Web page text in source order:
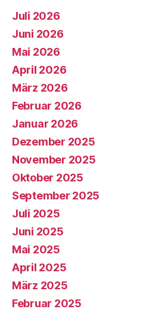
Juli 2026
Juni 2026
Mai 2026
April 2026
März 2026
Februar 2026
Januar 2026
Dezember 2025
November 2025
Oktober 2025
September 2025
Juli 2025
Juni 2025
Mai 2025
April 2025
März 2025
Februar 2025